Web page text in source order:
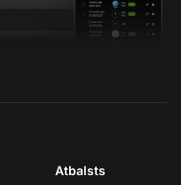
Atbalsts